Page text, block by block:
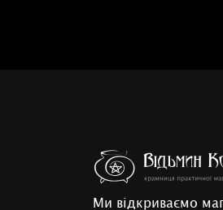
Ми відкриваємо